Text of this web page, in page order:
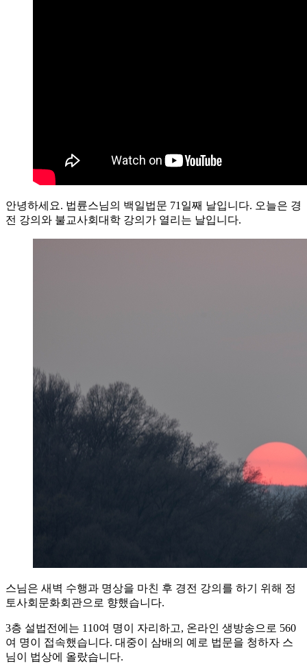
안녕하세요. 법륜스님의 백일법문 71일째 날입니다. 오늘은 경
전 강의와 불교사회대학 강의가 열리는 날입니다.
스님은 새벽 수행과 명상을 마친 후 경전 강의를 하기 위해 정
토사회문화회관으로 향했습니다.
3층 설법전에는 110여 명이 자리하고, 온라인 생방송으로 560
여 명이 접속했습니다. 대중이 삼배의 예로 법문을 청하자 스
님이 법상에 올랐습니다.